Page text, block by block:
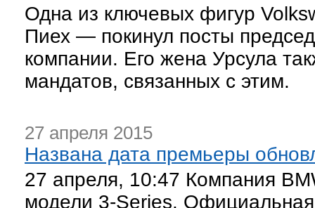
Одна из ключевых фигур
Пиех — покинул посты
компании. Его жена Урсула
мандатов, связанных с этим.
27 апреля 2015
Названа дата премьеры
27 апреля, 10:47 Компания
модели 3-Series.